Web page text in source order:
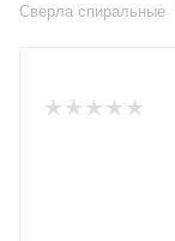
Сверла спиральные